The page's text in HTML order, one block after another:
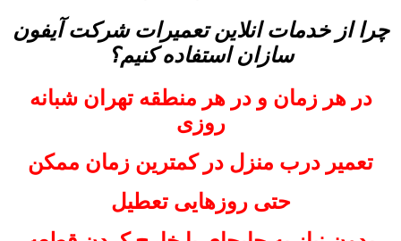
چرا از خدمات انلاین تعمیرات شرکت آیفون
سازان استفاده کنیم؟
در هر زمان و در هر منطقه تهران شبانه
روزی
تعمیر درب منزل در کمترین زمان ممکن
حتی روزهایی تعطیل